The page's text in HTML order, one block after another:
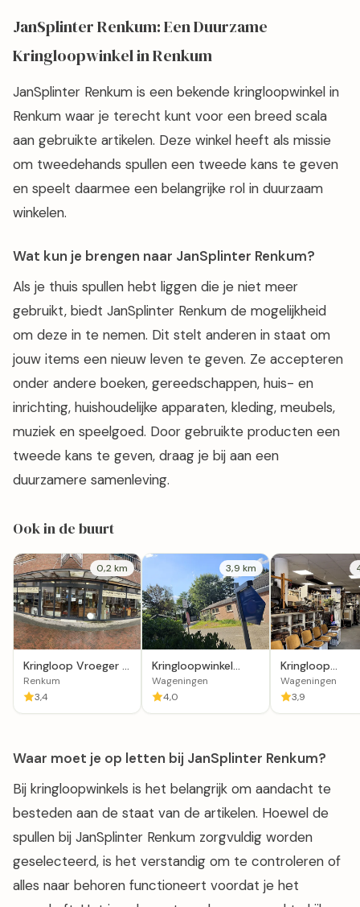
JanSplinter Renkum: Een Duurzame
Kringloopwinkel in Renkum
JanSplinter Renkum is een bekende kringloopwinkel in
Renkum waar je terecht kunt voor een breed scala
aan gebruikte artikelen. Deze winkel heeft als missie
om tweedehands spullen een tweede kans te geven
en speelt daarmee een belangrijke rol in duurzaam
winkelen.
Wat kun je brengen naar JanSplinter Renkum?
Als je thuis spullen hebt liggen die je niet meer
gebruikt, biedt JanSplinter Renkum de mogelijkheid
om deze in te nemen. Dit stelt anderen in staat om
jouw items een nieuw leven te geven. Ze accepteren
onder andere boeken, gereedschappen, huis- en
inrichting, huishoudelijke apparaten, kleding, meubels,
muziek en speelgoed. Door gebruikte producten een
tweede kans te geven, draag je bij aan een
duurzamere samenleving.
Ook in de buurt
0,2 km
Kringloop Vroeger &
Nu Renkum
Renkum
3,4
3,9 km
Kringloopwinkel
Woord & Daad
Wageningen
Wageningen
4,0
Kringloop
Wageningen
Wageningen
3,9
Waar moet je op letten bij JanSplinter Renkum?
Bij kringloopwinkels is het belangrijk om aandacht te
besteden aan de staat van de artikelen. Hoewel de
spullen bij JanSplinter Renkum zorgvuldig worden
geselecteerd, is het verstandig om te controleren of
alles naar behoren functioneert voordat je het